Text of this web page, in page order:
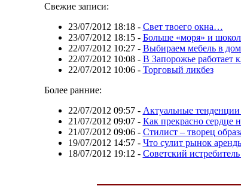
Свежие записи:
23/07/2012 18:18- Свет твоего окна…
23/07/2012 18:15- Больше «моря» и
22/07/2012 10:27- Выбираем мебель в
22/07/2012 10:08- В Запорожье работает
22/07/2012 10:06- Торговый ликбез
Более ранние:
22/07/2012 09:57- Актуальные тенденции
21/07/2012 09:07- Как прекрасно сердце
21/07/2012 09:06- Стилист – творец
19/07/2012 14:57- Что сулит рынок
18/07/2012 19:12 - Советский